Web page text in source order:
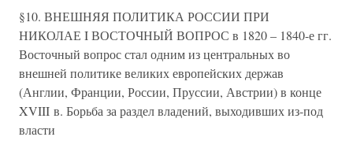
§10. ВНЕШНЯЯ ПОЛИТИКА РОССИИ ПРИ
НИКОЛАЕ I ВОСТОЧНЫЙ ВОПРОС в 1820 – 1840-е гг.
Восточный вопрос стал одним из центральных во
внешней политике великих европейских держав
(Англии, Франции, России, Пруссии, Австрии) в конце
XVIII в. Борьба за раздел владений, выходивших из-под
власти